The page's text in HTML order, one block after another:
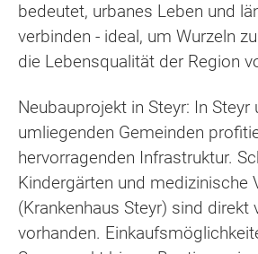
bedeutet, urbanes Leben und
verbinden - ideal, um Wurzeln
die Lebensqualität der Region
Neubauprojekt in Steyr: In Steyr
umliegenden Gemeinden
hervorragenden Infrastruktur.
Kindergärten und medizinische
(Krankenhaus Steyr) sind direkt
vorhanden.